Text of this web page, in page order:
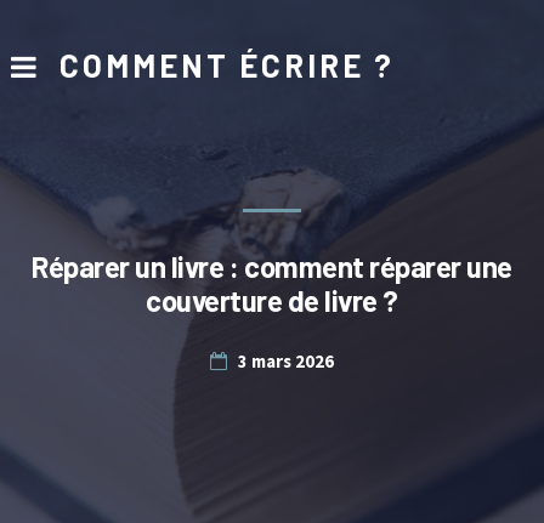
COMMENT ÉCRIRE ?
Réparer un livre : comment réparer une
couverture de livre ?
3 mars 2026